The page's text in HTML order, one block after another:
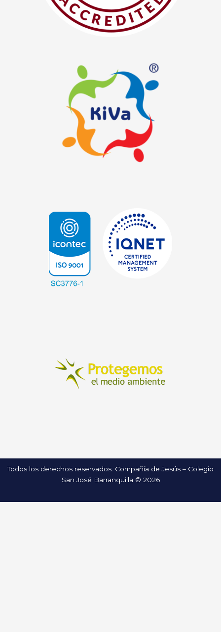
Todos los derechos reservados. Compañía de Jesús – Colegio
San José Barranquilla © 2026